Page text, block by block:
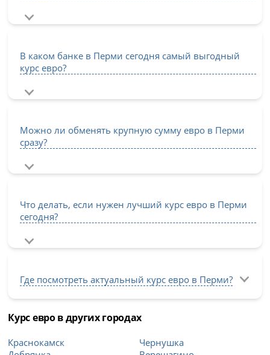
В каком банке в Перми сегодня самый выгодный
курс евро?
Можно ли обменять крупную сумму евро в Перми
сразу?
Что делать, если нужен лучший курс евро в Перми
сегодня?
Где посмотреть актуальный курс евро в Перми?
Курс евро в других городах
Краснокамск
Чернушка